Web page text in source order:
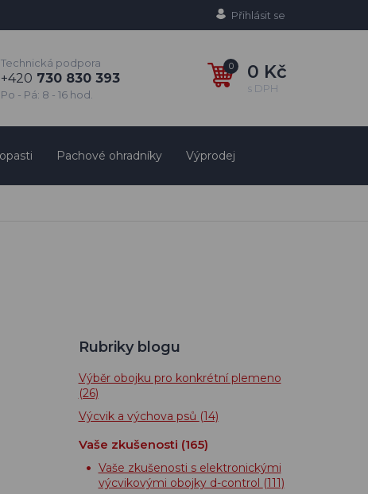
Přihlásit se
Technická podpora
+420 730 830 393
Po - Pá: 8 - 16 hod.
0 0 Kč
s DPH
Pachové ohradníky Výprodej
Rubriky blogu
Výběr obojku pro konkrétní plemeno
(26)
Výcvik a výchova psů (14)
Vaše zkušenosti (165)
Vaše zkušenosti s elektronickými
výcvikovými obojky d-control (111)